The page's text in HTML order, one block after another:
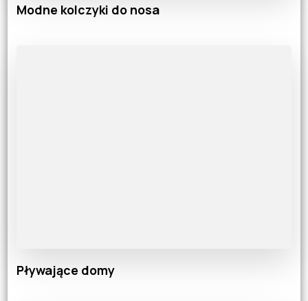
Modne kolczyki do nosa
Pływające domy